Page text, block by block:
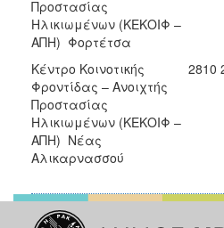
Προστασίας
Ηλικιωμένων (ΚΕΚΟΙΦ –
ΑΠΗ) Φορτέτσα
Κέντρο Κοινοτικής
Φροντίδας – Ανοιχτής
Προστασίας
Ηλικιωμένων (ΚΕΚΟΙΦ –
ΑΠΗ) Νέας
Αλικαρνασσού
2810